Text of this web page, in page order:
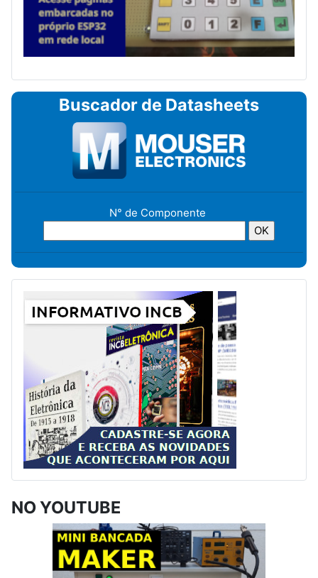
Buscador de Datasheets
N° de Componente
NO YOUTUBE